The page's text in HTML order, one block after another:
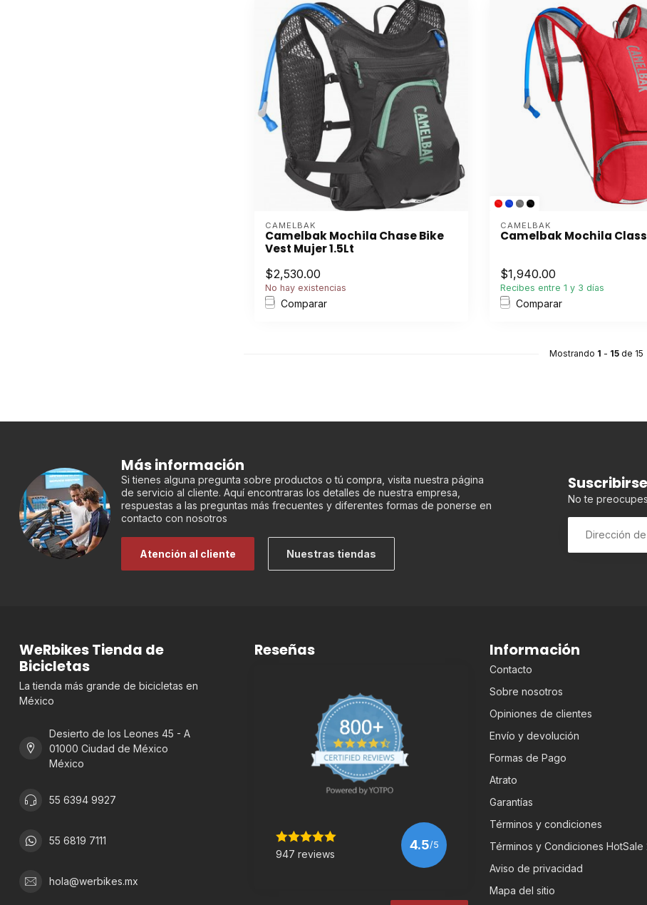
CAMELBAK
Camelbak Mochila Chase Bike
Vest Mujer 1.5Lt
$2,530.00
No hay existencias
Comparar
CAMELBAK
Camelbak Mochila
$1,940.00
Recibes entre 1 y 3 días
Comparar
Mostrando 1 - 15 de 15
Más información
Si tienes alguna pregunta sobre productos o tú compra, visita nuestra página
de servicio al cliente. Aquí encontraras los detalles de nuestra empresa,
respuestas a las preguntas más frecuentes y diferentes formas de ponerse en
contacto con nosotros
Atención al cliente Nuestras tiendas
No te
WeRbikes Tienda de
Bicicletas
La tienda más grande de bicicletas en
México
Desierto de los Leones 45 - A
01000 Ciudad de México
México
55 6394 9927
55 6819 7111
hola@werbikes.mx
Reseñas
947 reviews
4.5/5
Información
Contacto
Sobre nosotros
Opiniones de clientes
Envío y devolución
Formas de Pago
Atrato
Garantías
Términos y condiciones
Términos y Condiciones HotSale
Aviso de privacidad
Mapa del sitio